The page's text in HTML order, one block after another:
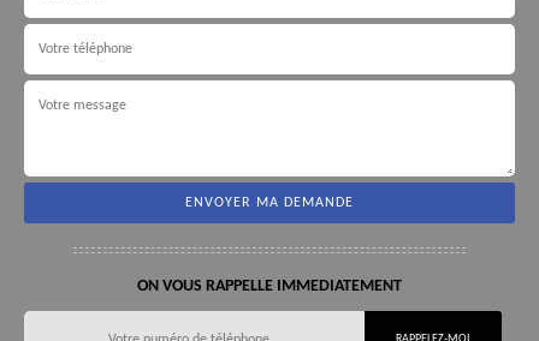
ON VOUS RAPPELLE IMMEDIATEMENT